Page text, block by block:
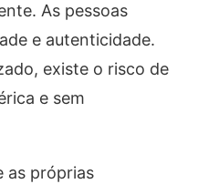
As pessoas
e autenticidade.
existe o risco de
e sem
as próprias